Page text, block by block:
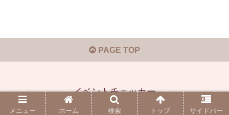
PAGE TOP
イベントチェッカー
© 2019-2026 イベントチェッカー.
メニュー ホーム 検索 トップ サイドバー